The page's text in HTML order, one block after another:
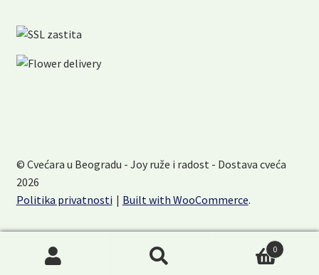
© Cvećara u Beogradu - Joy ruže i radost - Dostava cveća
2026
Politika privatnosti
Built with WooCommerce.
0